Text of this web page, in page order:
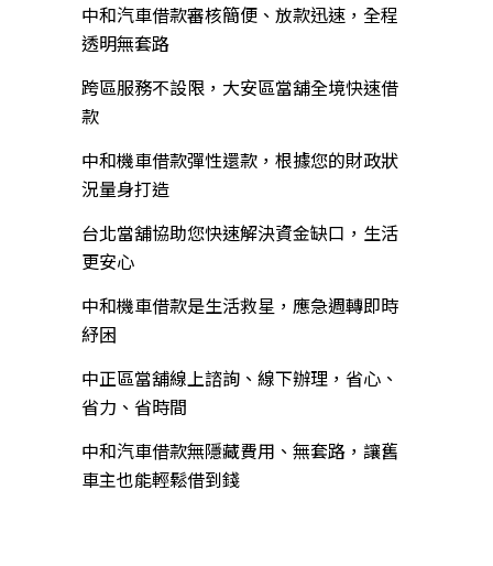
中和汽車借款審核簡便、放款迅速，全程
透明無套路
跨區服務不設限，大安區當舖全境快速借
款
中和機車借款彈性還款，根據您的財政狀
況量身打造
台北當舖協助您快速解決資金缺口，生活
更安心
中和機車借款是生活救星，應急週轉即時
紓困
中正區當舖線上諮詢、線下辦理，省心、
省力、省時間
中和汽車借款無隱藏費用、無套路，讓舊
車主也能輕鬆借到錢